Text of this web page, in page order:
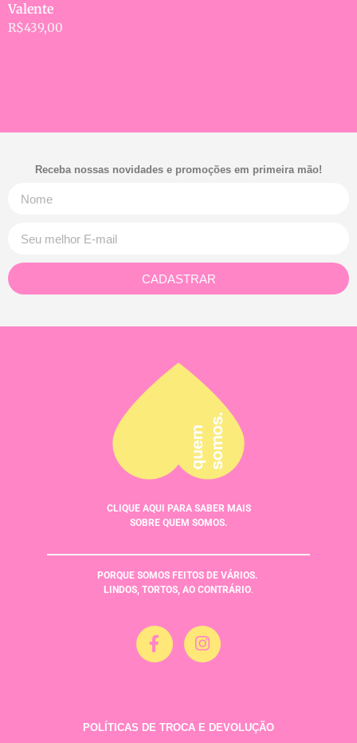
Valente
R$439,00
Receba nossas novidades e promoções em primeira mão!
CADASTRAR
CLIQUE AQUI PARA SABER MAIS
SOBRE QUEM SOMOS.
PORQUE SOMOS FEITOS DE VÁRIOS.
LINDOS, TORTOS, AO CONTRÁRIO.
POLÍTICAS DE TROCA E DEVOLUÇÃO